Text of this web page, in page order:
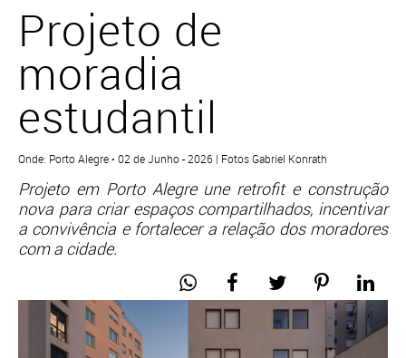
Projeto de
moradia
estudantil
Onde: Porto Alegre • 02 de Junho - 2026 | Fotos Gabriel Konrath
Projeto em Porto Alegre une retrofit e construção
nova para criar espaços compartilhados, incentivar
a convivência e fortalecer a relação dos moradores
com a cidade.